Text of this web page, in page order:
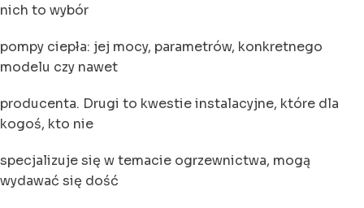
nich to wybór
pompy ciepła: jej mocy, parametrów, konkretnego
modelu czy nawet
producenta. Drugi to kwestie instalacyjne, które dla
kogoś, kto nie
specjalizuje się w temacie ogrzewnictwa, mogą
wydawać się dość